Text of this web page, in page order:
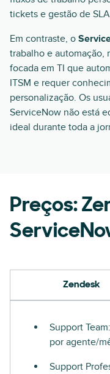
tickets e gestão de
Em contraste, o
trabalho e automação,
focada em TI que
ITSM e requer
personalização. Os
ServiceNow não está
ideal durante toda a
Preços:
Zendesk
Support
por agente/
Support